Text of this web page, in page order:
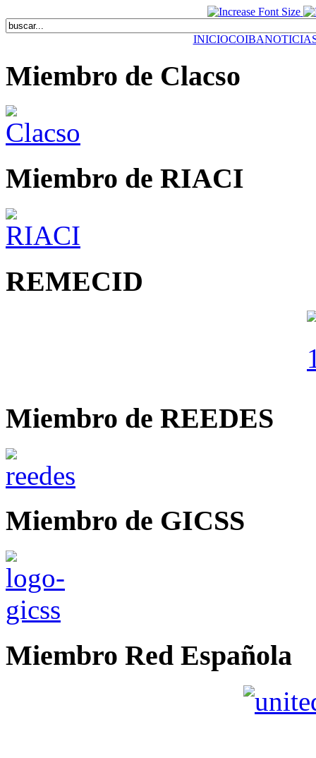
INICIOCOIBA
Miembro de Clacso
Miembro de RIACI
REMECID
Miembro de REEDES
Miembro de GICSS
Miembro Red Española